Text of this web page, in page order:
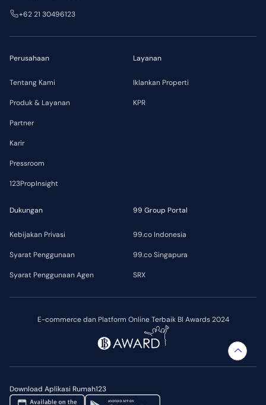
E-commerce dan Platform Online Terbaik BI Awards 2024
Download Aplikasi Rumah123
Perusahaan
Tentang Kami
Produk & Layanan
Partner
Karir
Pressroom
123PropInsight
Layanan
Iklankan Properti
KPR
Dukungan
Kebijakan Privasi
Syarat Penggunaan
Syarat Penggunaan Agen
99 Group Portal
99.co Indonesia
99.co Singapura
SRX
+62 21 30496123